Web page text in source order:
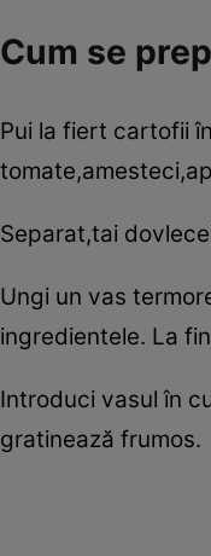
Cum se
Pui la fiert cartofii
Separat,tai
Ungi un vas
ingredientele. La
Introduci vasul în
gratinează frumos.